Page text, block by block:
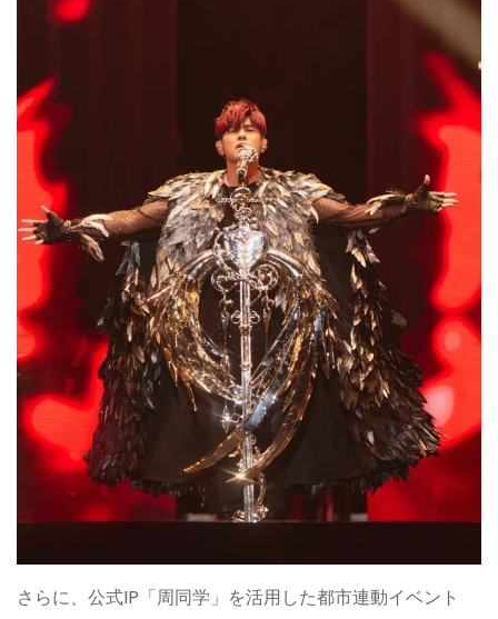
さらに、公式IP「周同学」を活用した都市連動イベント